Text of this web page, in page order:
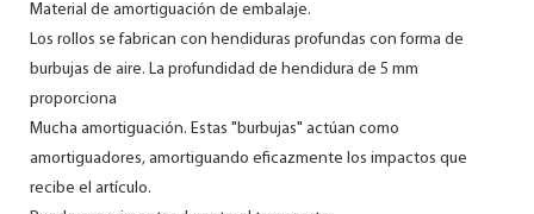
Material de amortiguación de embalaje.
Los rollos se fabrican con hendiduras profundas con forma de
burbujas de aire. La profundidad de hendidura de 5 mm
proporciona
Mucha amortiguación. Estas "burbujas" actúan como
amortiguadores, amortiguando eficazmente los impactos que
recibe el artículo.